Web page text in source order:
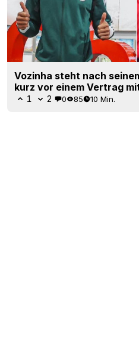
Vozinha steht nach
kurz vor einem Vertrag
1 2 0 85 10 Min.